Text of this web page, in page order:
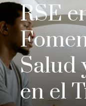
RSE
Salud
en el